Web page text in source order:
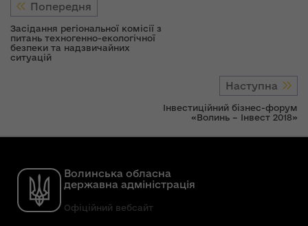
Попередня
Засідання регіональної комісії з
питань техногенно-екологічної
безпеки та надзвичайних
ситуацій
Наступна
Інвестиційний бізнес-форум
«Волинь – Інвест 2018»
Волинська обласна
державна адміністрація
Офіційний вебсайт